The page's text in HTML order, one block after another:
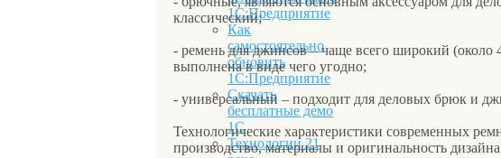
1С:Предприятие
Как
самостоятельно
обновить
1С:Предприятие
Скачать
бесплатные демо
1С
Технологии 21
классический;
- ремень для джинсов – чаще всего широкий
выполнена в виде чего угодно;
- универсальный – подходит для деловых брюк и
Технологические характеристики современных
производство, материалы и оригинальность